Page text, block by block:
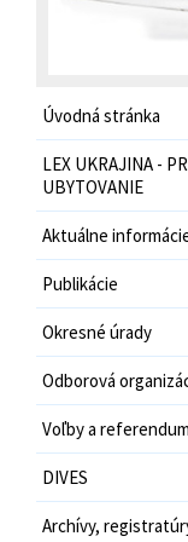
Úvodná stránka
LEX UKRAJINA -
UBYTOVANIE
Aktuálne
Publikácie
Okresné úrady
Odborová
Voľby a referendum
DIVES
Archívy,